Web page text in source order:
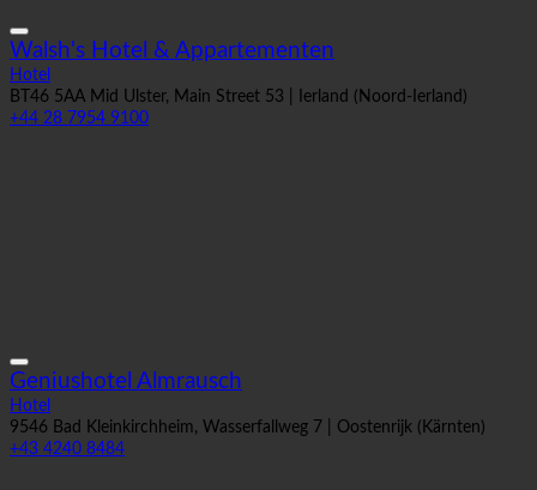
Walsh's Hotel & Appartementen
Hotel
BT46 5AA Mid Ulster, Main Street 53 | Ierland (Noord-Ierland)
Geniushotel Almrausch
Hotel
9546 Bad Kleinkirchheim, Wasserfallweg 7 | Oostenrijk (Kärnten)